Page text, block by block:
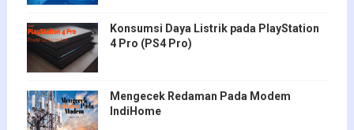
Konsumsi Daya Listrik pada PlayStation
4 Pro (PS4 Pro)
Mengecek Redaman Pada Modem
IndiHome